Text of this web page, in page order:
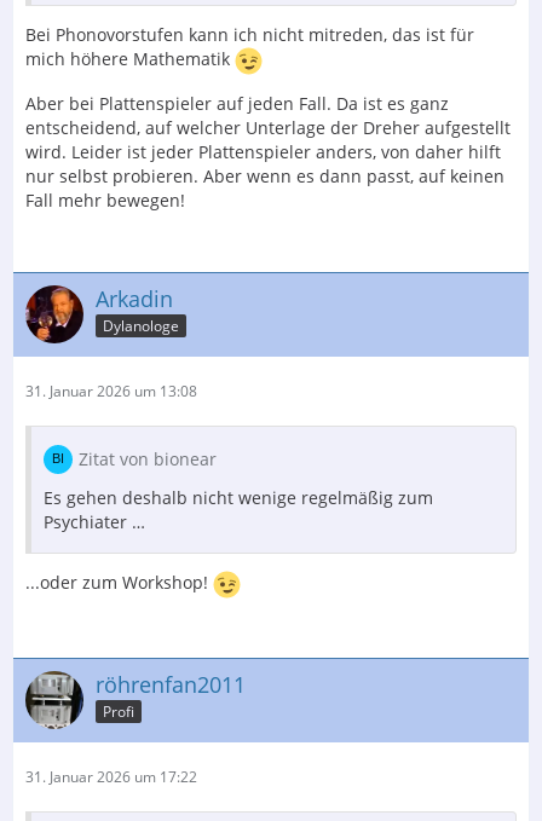
Bei Phonovorstufen kann ich nicht mitreden, das ist für
mich höhere Mathematik
Aber bei Plattenspieler auf jeden Fall. Da ist es ganz
entscheidend, auf welcher Unterlage der Dreher aufgestellt
wird. Leider ist jeder Plattenspieler anders, von daher hilft
nur selbst probieren. Aber wenn es dann passt, auf keinen
Fall mehr bewegen!
Arkadin
Dylanologe
31. Januar 2026 um 13:08
Zitat von bionear
Es gehen deshalb nicht wenige regelmäßig zum
Psychiater …
...oder zum Workshop!
röhrenfan2011
Profi
31. Januar 2026 um 17:22